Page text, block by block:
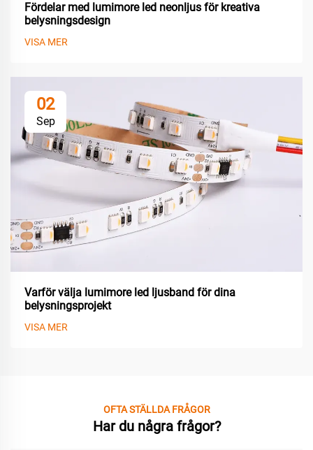
Fördelar med lumimore led neonljus för kreativa
belysningsdesign
VISA MER
02
Sep
Varför välja lumimore led ljusband för dina
belysningsprojekt
VISA MER
OFTA STÄLLDA FRÅGOR
Har du några frågor?